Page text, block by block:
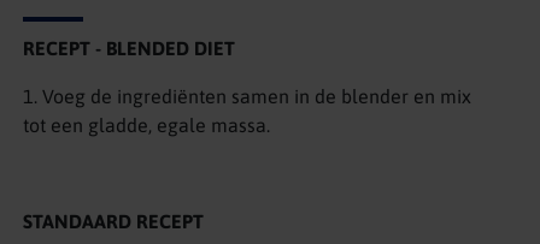
RECEPT - BLENDED DIET
1. Voeg de ingrediënten samen in de blender en mix
tot een gladde, egale massa.
STANDAARD RECEPT